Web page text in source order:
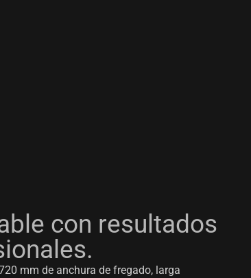
con resultados
mm de anchura de fregado, larga